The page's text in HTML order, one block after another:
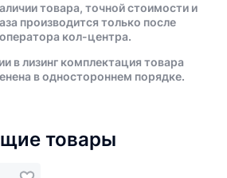
товара, точной стоимости и
производится только после
кол-центра.
в лизинг комплектация товара
в одностороннем порядке.
товары